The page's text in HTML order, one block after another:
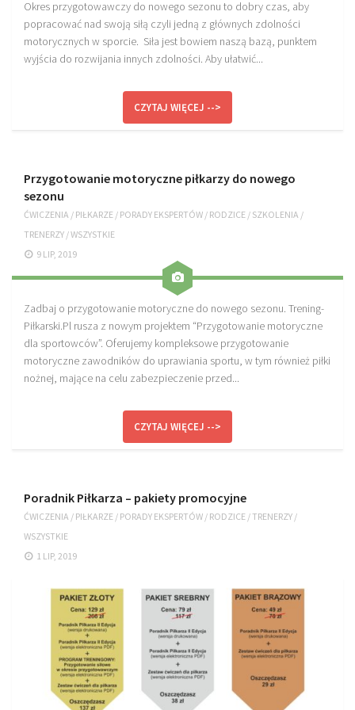
Okres przygotowawczy do nowego sezonu to dobry czas, aby
popracować nad swoją siłą czyli jedną z głównych zdolności
motorycznych w sporcie. Siła jest bowiem naszą bazą, punktem
wyjścia do rozwijania innych zdolności. Aby ułatwić...
CZYTAJ WIĘCEJ -->
Przygotowanie motoryczne piłkarzy do nowego
sezonu
ĆWICZENIA / PIŁKARZE / PORADY EKSPERTÓW / RODZICE / SZKOLENIA /
TRENERZY /WSZYSTKIE
9 LIP, 2019
Zadbaj o przygotowanie motoryczne do nowego sezonu. Trening-
Piłkarski.Pl rusza z nowym projektem “Przygotowanie motoryczne
dla sportowców”. Oferujemy kompleksowe przygotowanie
motoryczne zawodników do uprawiania sportu, w tym również piłki
nożnej, mające na celu zabezpieczenie przed...
CZYTAJ WIĘCEJ -->
Poradnik Piłkarza – pakiety promocyjne
ĆWICZENIA / PIŁKARZE / PORADY EKSPERTÓW / RODZICE /TRENERZY /
WSZYSTKIE
1 LIP, 2019